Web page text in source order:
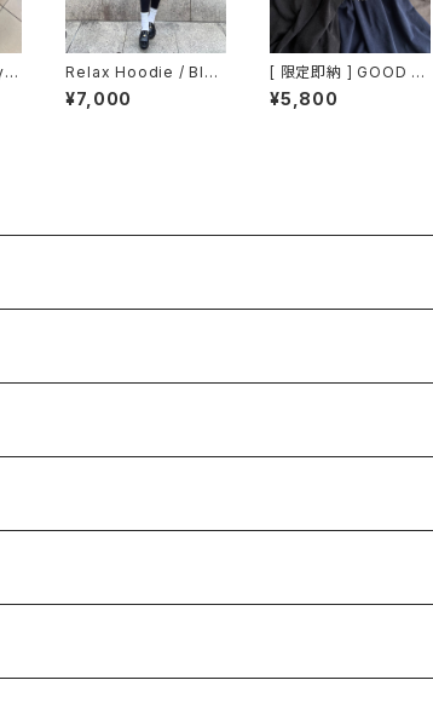
B
Relax Hoodie / Blac
k
¥7,000
[ 限定即納 ] GOOD VI
BES ONLY / Vintage
Style Tee / Black /
¥5,800